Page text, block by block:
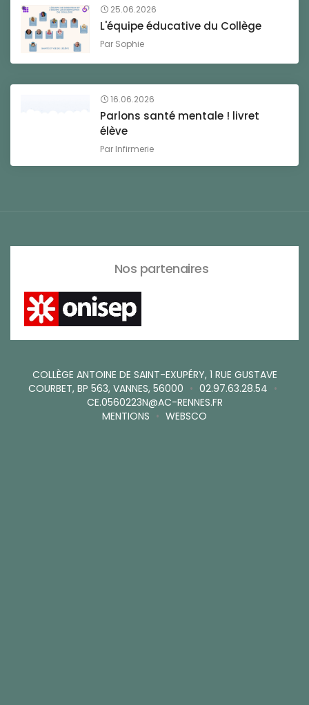
25.06.2026
L'équipe éducative du Collège
Par Sophie
16.06.2026
Parlons santé mentale ! livret
élève
Par Infirmerie
Nos partenaires
COLLÈGE ANTOINE DE SAINT-EXUPÉRY, 1 RUE GUSTAVE
COURBET, BP 563, VANNES, 56000 • 02.97.63.28.54 •
CE.0560223N@AC-RENNES.FR
MENTIONS • WEBSCO